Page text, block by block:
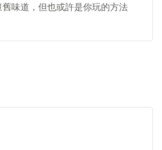
味道，但也或許是你玩的方法